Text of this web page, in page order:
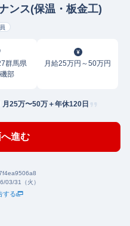
ンス(保温・板金工)
群馬県
部
月給25万円～50万円
月25万〜50万＋年休120日
進む
03/31（火）
する